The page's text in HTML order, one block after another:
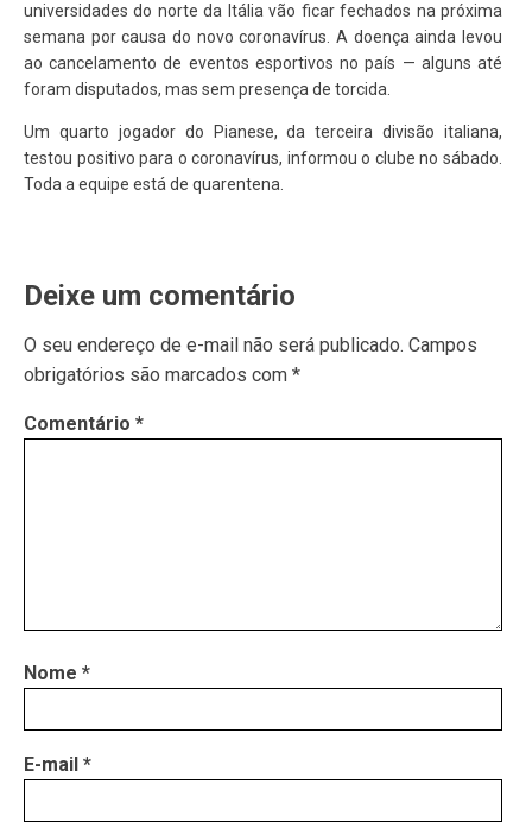
universidades do norte da Itália vão ficar fechados na próxima
semana por causa do novo coronavírus. A doença ainda levou
ao cancelamento de eventos esportivos no país — alguns até
foram disputados, mas sem presença de torcida.
Um quarto jogador do Pianese, da terceira divisão italiana,
testou positivo para o coronavírus, informou o clube no sábado.
Toda a equipe está de quarentena.
Deixe um comentário
O seu endereço de e-mail não será publicado. Campos
obrigatórios são marcados com *
Comentário *
Nome *
E-mail *